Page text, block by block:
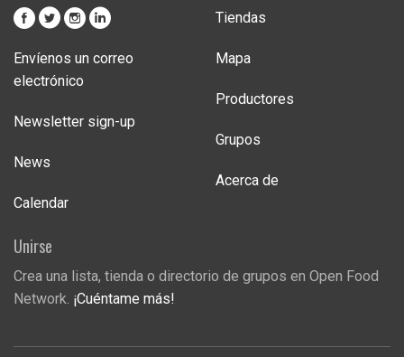
Envíenos un correo
electrónico
Newsletter sign-up
News
Calendar
Tiendas
Mapa
Productores
Grupos
Acerca de
Unirse
Crea una lista, tienda o directorio de grupos en Open Food
Network. ¡Cuéntame más!